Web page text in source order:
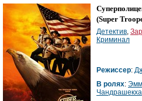
(Super
Детектив,
Криминал
Режиссер:
В ролях: